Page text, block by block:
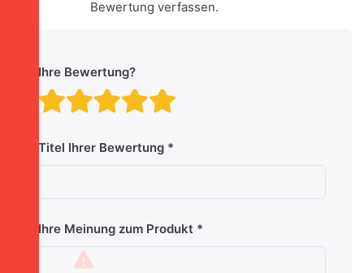
Bewertung verfassen.
Ihre Bewertung?
Bewertung: 4 von
Bewertung: 3 von 5
Bewertung: 2 von 5
Bewertung: 1 von 5
Titel Ihrer Bewertung
Ihre Meinung zum Produkt